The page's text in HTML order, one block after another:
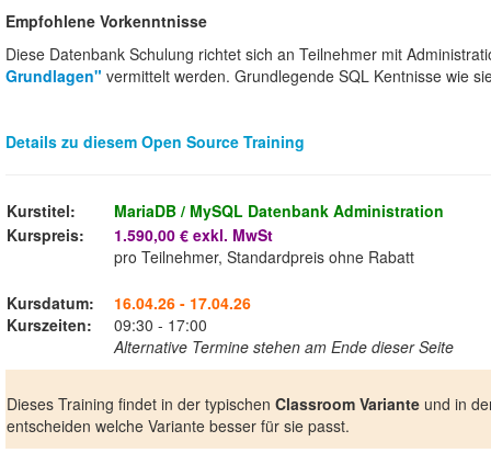
Empfohlene Vorkenntnisse
Diese Datenbank Schulung richtet sich an Teilnehmer mit
Grundlagen" vermittelt werden. Grundlegende SQL Kentnisse wie
Details zu diesem Open Source Training
Kurstitel:
MariaDB / MySQL Datenbank Administration
Kurspreis:
1.590,00 € exkl. MwSt
pro Teilnehmer, Standardpreis ohne Rabatt
Kursdatum:
Kurszeiten:
16.04.26 - 17.04.26
09:30 - 17:00
Alternative Termine stehen am Ende dieser Seite
Dieses Training findet in der typischen Classroom Variante und in
entscheiden welche Variante besser für sie passt.